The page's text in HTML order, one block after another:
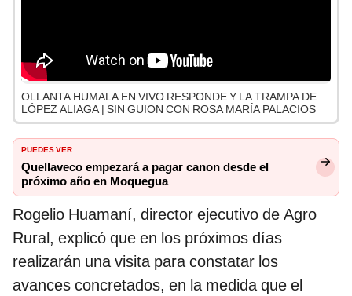
OLLANTA HUMALA EN VIVO RESPONDE Y LA TRAMPA DE
LÓPEZ ALIAGA | SIN GUION CON ROSA MARÍA PALACIOS
PUEDES VER
Quellaveco empezará a pagar canon desde el
próximo año en Moquegua
Rogelio Huamaní, director ejecutivo de Agro
Rural, explicó que en los próximos días
realizarán una visita para constatar los
avances concretados, en la medida que el